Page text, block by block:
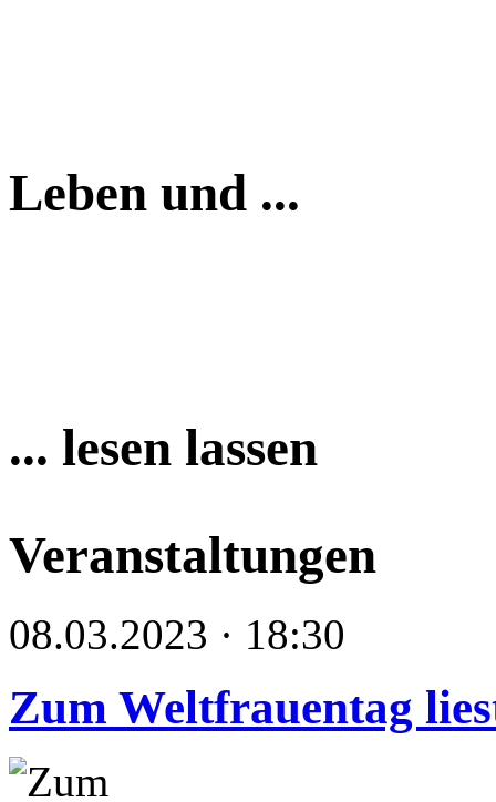
Leben und ...
... lesen lassen
Veranstaltungen
08.03.2023 · 18:30
Zum Weltfrauentag